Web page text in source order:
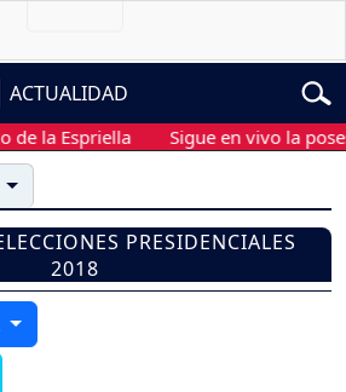
ACTUALIDAD
la Espriella Sigue en vivo la
PRESIDENCIALES
2018